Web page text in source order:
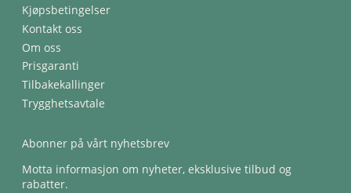
Kjøpsbetingelser
Kontakt oss
Om oss
Prisgaranti
Tilbakekallinger
Trygghetsavtale
Abonner på vårt nyhetsbrev
Motta informasjon om nyheter, eksklusive tilbud og
rabatter.